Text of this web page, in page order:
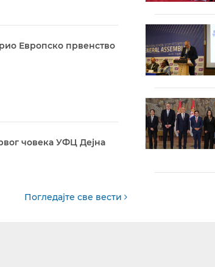
Европско првенство
човека УФЦ Дејна
Погледајте све вести